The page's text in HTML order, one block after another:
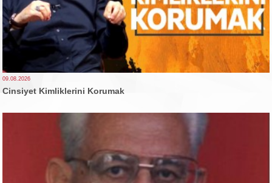
09.08.2026
Cinsiyet Kimliklerini Korumak